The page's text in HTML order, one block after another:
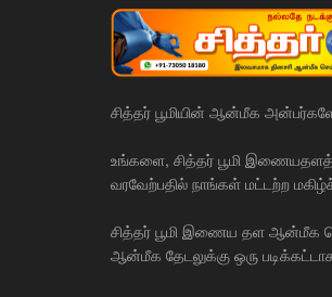
சித்தர் பூமியின் ஆன்மீக
உங்களை, சித்தர் பூமி
வரவேற்பதில் நாங்கள் மட்டற்ற
சித்தர் பூமி இணைய தள ஆன்மீக
ஆன்மீக தேடலுக்கு ஒரு